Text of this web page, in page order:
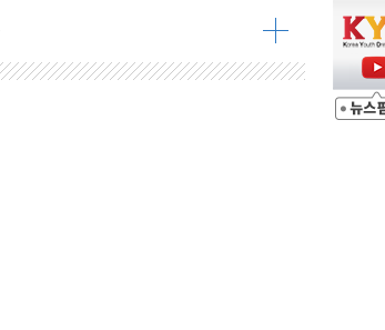
억달러 흑자
적 언급
착
전환 나선다
법 보완 방법 찾아달라" 주문도
…유가 혼조